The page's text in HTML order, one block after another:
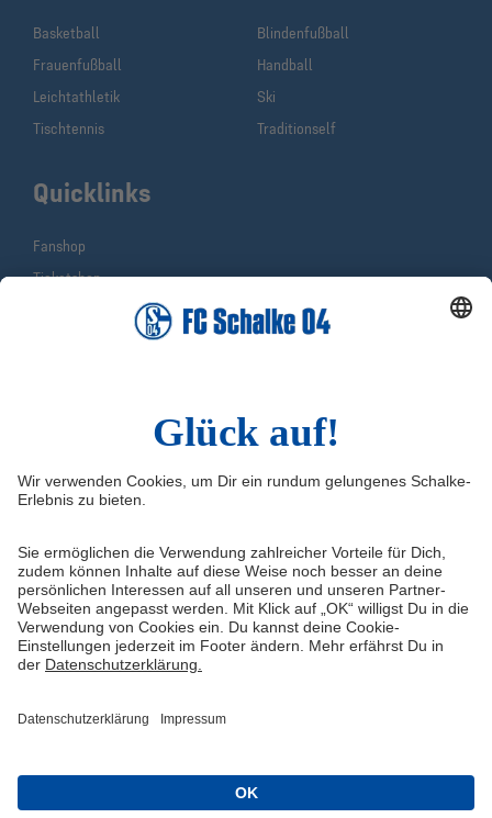
Social Media
Facebook
Infos
Kontakt
FAQ
Datenschutz
Haftungsausschluss
Quicklinks
Fanshop
Ticketshop
Basketball Blindenfußball
Frauenfußball
Handball
Leichtathletik
Ski
Tischtennis
Traditionself